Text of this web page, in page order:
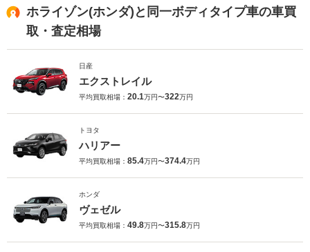
ホライゾン(ホンダ)と同一ボディタイプ車の車買
取・査定相場
日産
エクストレイル
平均買取相場： 20.1万円〜322万円
トヨタ
ハリアー
平均買取相場： 85.4万円〜374.4万円
ホンダ
ヴェゼル
平均買取相場： 49.8万円〜315.8万円